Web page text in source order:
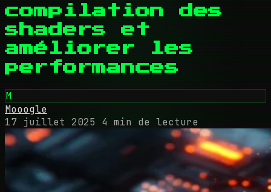
compilation des
shaders et
améliorer les
performances
M
Mooogle
17 juillet 2025
4 min de lecture